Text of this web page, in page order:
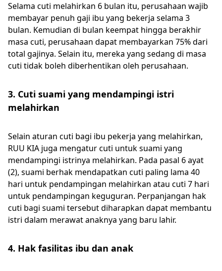
Selama cuti melahirkan 6 bulan itu, perusahaan wajib
membayar penuh gaji ibu yang bekerja selama 3
bulan. Kemudian di bulan keempat hingga berakhir
masa cuti, perusahaan dapat membayarkan 75% dari
total gajinya. Selain itu, mereka yang sedang di masa
cuti tidak boleh diberhentikan oleh perusahaan.
3. Cuti suami yang mendampingi istri
melahirkan
Selain aturan cuti bagi ibu pekerja yang melahirkan,
RUU KIA juga mengatur cuti untuk suami yang
mendampingi istrinya melahirkan. Pada pasal 6 ayat
(2), suami berhak mendapatkan cuti paling lama 40
hari untuk pendampingan melahirkan atau cuti 7 hari
untuk pendampingan keguguran. Perpanjangan hak
cuti bagi suami tersebut diharapkan dapat membantu
istri dalam merawat anaknya yang baru lahir.
4. Hak fasilitas ibu dan anak